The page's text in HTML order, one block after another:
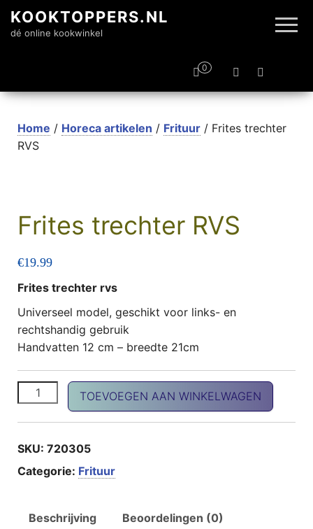
KOOKTOPPERS.NL
dé online kookwinkel
0
Home / Horeca artikelen / Frituur / Frites trechter
RVS
Frites trechter RVS
€19.99
Frites trechter rvs
Universeel model, geschikt voor links- en
rechtshandig gebruik
Handvatten 12 cm – breedte 21cm
Frites trechter RVS aantal
TOEVOEGEN AAN WINKELWAGEN
SKU: 720305
Categorie: Frituur
Beschrijving Beoordelingen (0)